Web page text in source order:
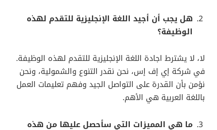
هل يجب أن أجيد اللغة الإنجليزية للتقدم لهذه
الوظيفة؟
لا، لا يشترط اجادة اللغة الإنجليزية للتقدم لهذه الوظيفة.
في شركة إي إف إس، نحن نقدر التنوع والشمولية، ونحن
نؤمن بأن القدرة على التواصل الجيد وفهم تعليمات العمل
باللغة العربية هي الأهم.
ما هي المميزات التي سأحصل عليها من هذه